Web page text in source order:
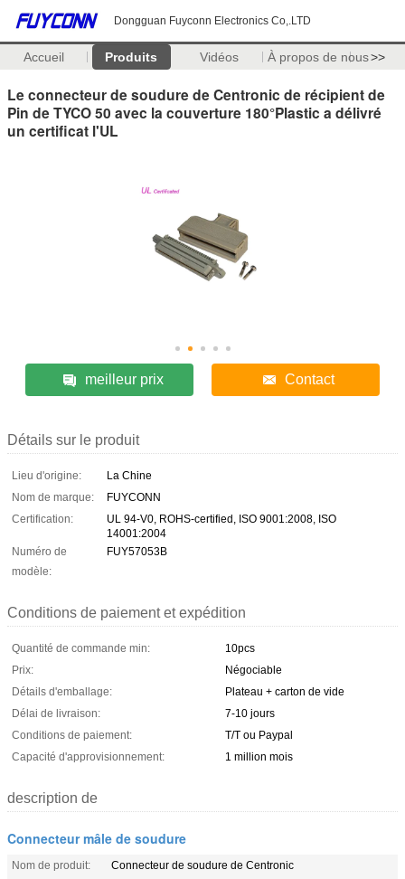
Dongguan Fuyconn Electronics Co,.LTD
Accueil Produits Vidéos À propos de nous>>
Le connecteur de soudure de Centronic de récipient de
Pin de TYCO 50 avec la couverture 180°Plastic a délivré
un certificat l'UL
meilleur prix Contact
Détails sur le produit
Lieu d'origine:
La Chine
Nom de marque:
FUYCONN
Certification:
UL 94-V0, ROHS-certified, ISO 9001:2008, ISO
14001:2004
Numéro de
modèle:
FUY57053B
Conditions de paiement et expédition
Quantité de commande min:
10pcs
Prix:
Négociable
Détails d'emballage:
Plateau + carton de vide
Délai de livraison:
7-10 jours
Conditions de paiement:
T/T ou Paypal
Capacité d'approvisionnement:
1 million mois
description de
Connecteur mâle de soudure
Nom de produit:
Connecteur de soudure de Centronic